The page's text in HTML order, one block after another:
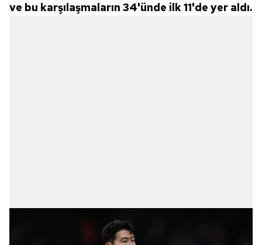
ve bu karşılaşmaların 34'ünde ilk 11'de yer aldı.